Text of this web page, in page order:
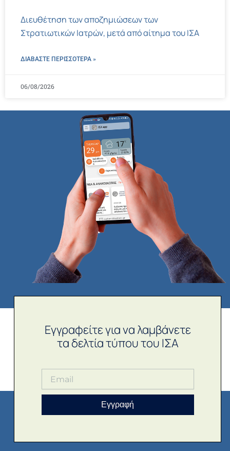
Διευθέτηση των αποζημιώσεων των
Στρατιωτικών Ιατρών, μετά από αίτημα του ΙΣΑ
ΔΙΑΒΑΣΤΕ ΠΕΡΙΣΣΌΤΕΡΑ »
06/08/2026
Εγγραφείτε για να λαμβάνετε
τα δελτία τύπου του ΙΣΑ
Εγγραφή